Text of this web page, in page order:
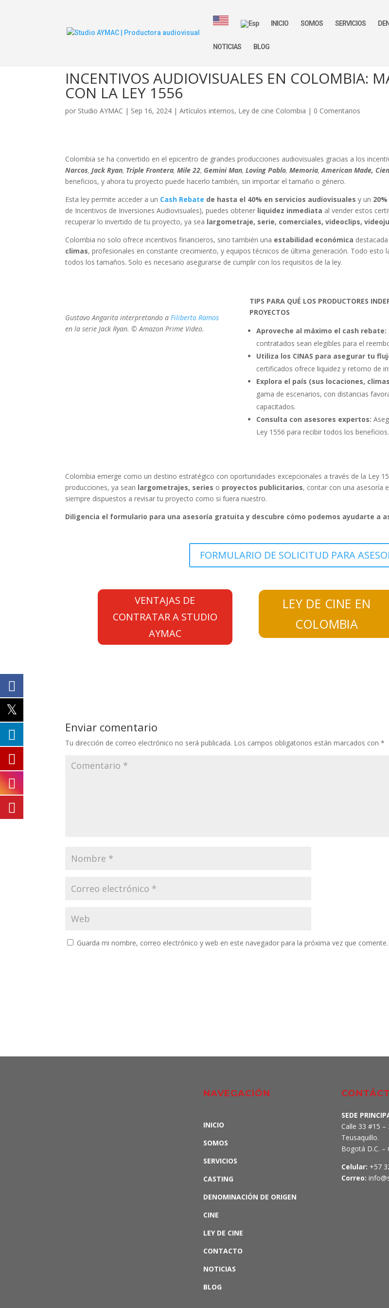
INICIO SOMOS SERVICIOS
NOTICIAS BLOG
INCENTIVOS AUDIOVISUALES EN COLOMBIA:
CON LA LEY 1556
por Studio AYMAC | Sep 16, 2024 |Artículos internos, Ley de cine Colombia | 0 Comentarios
Colombia se ha convertido en el epicentro de grandes producciones audiovisuales gracias a los
Narcos,Jack Ryan, Triple Frontera,Mile 22, Gemini Man,Loving Pablo,Memoria,American Made,
beneficios, y ahora tu proyecto puede hacerlo también, sin importar el tamaño o género.
Esta ley permite acceder a un Cash Rebate de hasta el 40% en servicios audiovisuales y un
de Incentivos de Inversiones Audiovisuales), puedes obtener liquidez inmediata al vender estos
recuperar lo invertido de tu proyecto, ya sea largometraje, serie, comerciales, videoclips,
Colombia no solo ofrece incentivos financieros, sino también una estabilidad económica
climas, profesionales en constante crecimiento, y equipos técnicos de última generación. Todo esto
todos los tamaños. Solo es necesario asegurarse de cumplir con los requisitos de la ley.
Gustavo Angarita interpretando aFiliberto Ramos
en la serie Jack Ryan. © Amazon Prime Video.
TIPS PARA QUÉ LOS PRODUCTORES
PROYECTOS
Aproveche al máximo el cash rebate:
contratados sean elegibles para el
Utiliza los CINAS para asegurar tu
certificados ofrece liquidez y retorno de
Explora el país (sus locaciones,
gama de escenarios, con distancias
capacitados.
Consulta con asesores expertos:
Ley 1556 para recibir todos los
Colombia emerge como un destino estratégico con oportunidades excepcionales a través de la Ley
producciones, ya sean largometrajes, series o proyectos publicitarios, contar con una asesoría
siempre dispuestos a revisar tu proyecto como si fuera nuestro.
Diligencia el formulario para una asesoría gratuita y descubre cómo podemos ayudarte a
FORMULARIO DE SOLICITUD PARA
VENTAJAS DE
CONTRATAR A STUDIO
AYMAC
LEY DE CINE EN
COLOMBIA
Enviar comentario
Tu dirección de correo electrónico no será publicada. Los campos obligatorios están marcados con*
Guarda mi nombre, correo electrónico y web en este navegador para la próxima vez que comente.
NAVEGACIÓN
INICIO
SOMOS
SERVICIOS
CASTING
DENOMINACIÓN DE ORIGEN
CINE
LEY DE CINE
CONTACTO
NOTICIAS
BLOG
SEDE
Calle 33 #15 –
Teusaquillo.
Bogotá D.C. –
Celular: +57
Correo: